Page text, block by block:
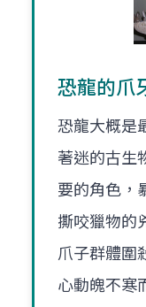
恐龍的爪
恐龍大概是
著迷的古生
要的角色，
撕咬獵物的
爪子群體圍
心動魄不寒